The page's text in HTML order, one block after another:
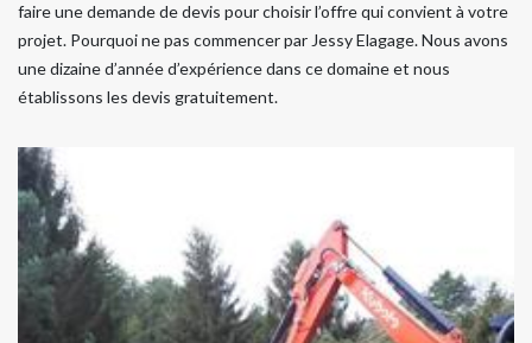
faire une demande de devis pour choisir l’offre qui convient à votre
projet. Pourquoi ne pas commencer par Jessy Elagage. Nous avons
une dizaine d’année d’expérience dans ce domaine et nous
établissons les devis gratuitement.